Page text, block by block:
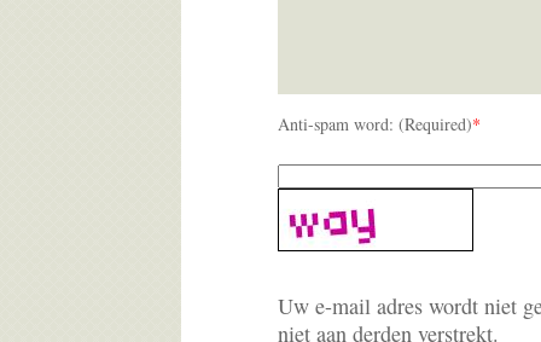
Anti-spam word: (Required)*
Uw e-mail adres wordt niet
niet aan derden verstrekt.